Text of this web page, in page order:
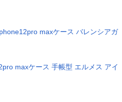
maxケース バレンシアガ
maxケース 手帳型 エルメス アイ